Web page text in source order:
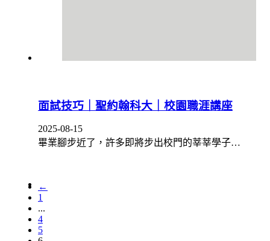
面試技巧｜聖約翰科大｜校園職涯講座
2025-08-15
畢業腳步近了，許多即將步出校門的莘莘學子…
←
1
...
4
5